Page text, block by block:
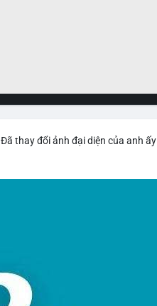
Đã thay đổi ảnh đại diện của anh ấy